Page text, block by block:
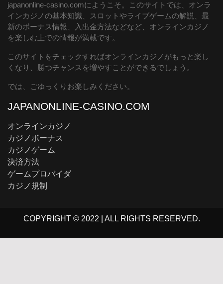
japanonline-casino.comにようこそ。このサイトでは、オンラ
インカジノの基本知識、スロットやライブゲームの解説、最
新のボーナス情報、入出金方法などなど、オンラインカジノ
を楽しむ上での情報が満載です。
このサイトをチェックすればオンラインカジノがもっと楽し
くなり、勝つチャンスを増やすことができるでしょう。
では、ごゆっくりお楽しみください。
JAPANONLINE-CASINO.COM
オンラインカジノ
カジノボーナス
カジノゲーム
決済方法
ゲームプロバイダ
カジノ規制
COPYRIGHT © 2022 | ALL RIGHTS RESERVED.